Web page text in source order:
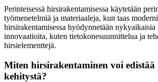
Perinteisessä hirsirakentamisessa käytetään
työmenetelmiä ja materiaaleja, kun taas
hirsirakentamisessa hyödynnetään
innovaatioita, kuten tietokonesuunnittelua ja
hirsielementtejä.
Miten hirsirakentaminen voi edistää
kehitystä?